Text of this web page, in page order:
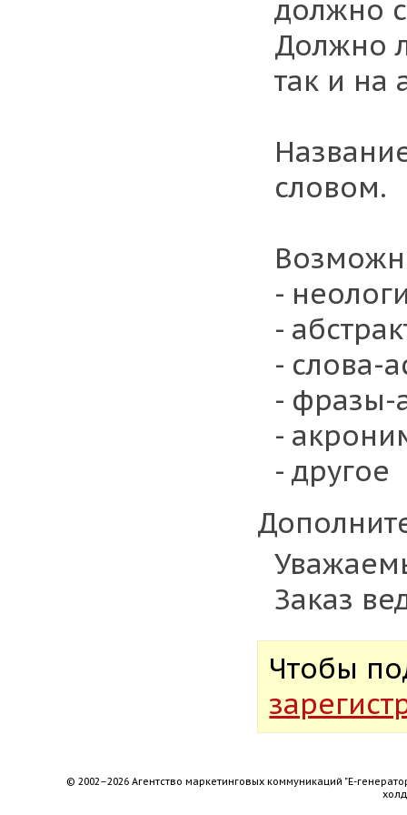
должно
Должно
так и на
словом.
-
-
- слова-
- фразы-
-
- другое
Заказ
Чтобы
© 2002–2026 Агентство маркетинговых коммуникаций "Е-